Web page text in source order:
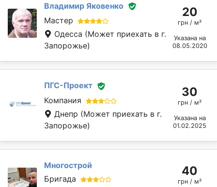
Владимир Яковенко
Мастер
Одесса (Может приехать в г.
Запорожье)
20
грн / м²
Указана на
08.05.2020
ПГС-Проект
Компания
Днепр (Может приехать в г.
Запорожье)
30
грн / м²
Указана на
01.02.2025
Многострой
Бригада
40
грн / м²